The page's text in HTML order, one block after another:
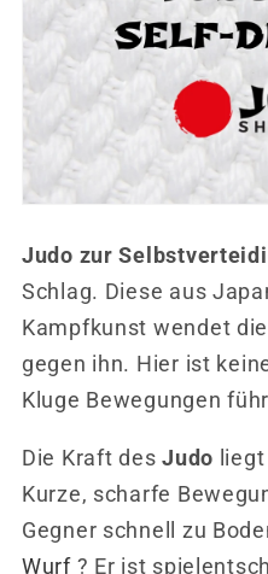
Judo zur
Schlag. Diese aus
Kampfkunst wendet
gegen ihn. Hier ist
Kluge Bewegungen
Die Kraft desJudo
Kurze, scharfe
Gegner schnell zu
Wurf? Er ist